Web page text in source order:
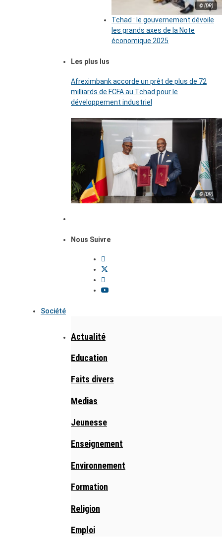
© (DR)
Tchad : le gouvernement dévoile
les grands axes de la Note
économique 2025
Les plus lus
Afreximbank accorde un prêt de plus de 72
milliards de FCFA au Tchad pour le
développement industriel
© (DR)
Nous Suivre
Société
Actualité
Education
Faits divers
Medias
Jeunesse
Enseignement
Environnement
Formation
Religion
Emploi